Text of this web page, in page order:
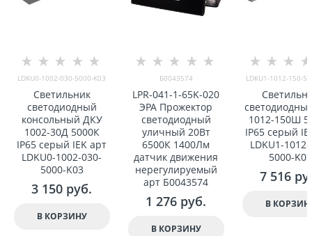
LDKU0-1002-030-5000-K03
Светильник
светодиодный
консольный ДКУ
1002-30Д 5000К
IP65 серый IEK арт
LDKU0-1002-030-
5000-K03
3 150 руб.
В КОРЗИНУ
Б0043574
LPR-041-1-65K-020
ЭРА Прожектор
светодиодный
уличный 20Вт
6500К 1400Лм
датчик движения
нерегулируемый
арт Б0043574
1 276 руб.
В КОРЗИНУ
LDKU1-1012-150-
1012-150Ш
IP65 серый
LDKU1-
5000-K03
7 516
В